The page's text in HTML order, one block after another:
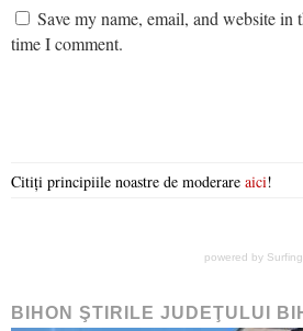
Save my name, email, and website in
time I comment.
Citiți principiile noastre de moderare aici!
powered by
BIHON ŞTIRILE JUDEŢULUI